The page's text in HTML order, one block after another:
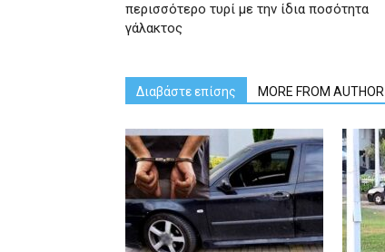
περισσότερο τυρί με την ίδια ποσότητα
γάλακτος
Διαβάστε επίσης MORE FROM AUTHOR